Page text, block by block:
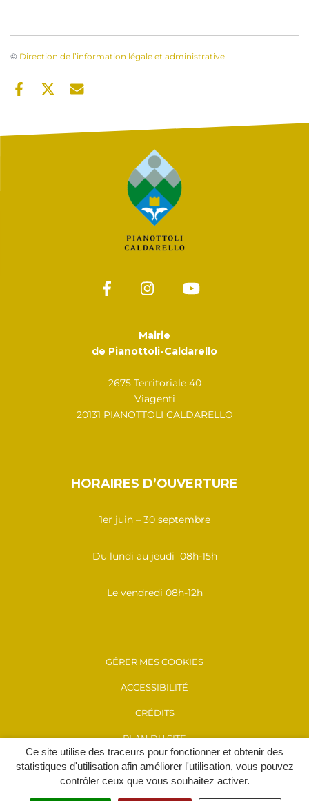
Ce site utilise des traceurs pour fonctionner et obtenir des
statistiques d'utilisation afin améliorer l'utilisation, vous pouvez
contrôler ceux que vous souhaitez activer.
© Direction de l’information légale et administrative
Mairie
de Pianottoli-Caldarello
2675 Territoriale 40
Viagenti
20131 PIANOTTOLI CALDARELLO
HORAIRES D’OUVERTURE
1er juin – 30 septembre
Du lundi au jeudi 08h-15h
Le vendredi 08h-12h
GÉRER MES COOKIES
ACCESSIBILITÉ
CRÉDITS
PLAN DU SITE
MENTIONS LÉGALES
POLITIQUE DE CONFIDENTIALITÉ